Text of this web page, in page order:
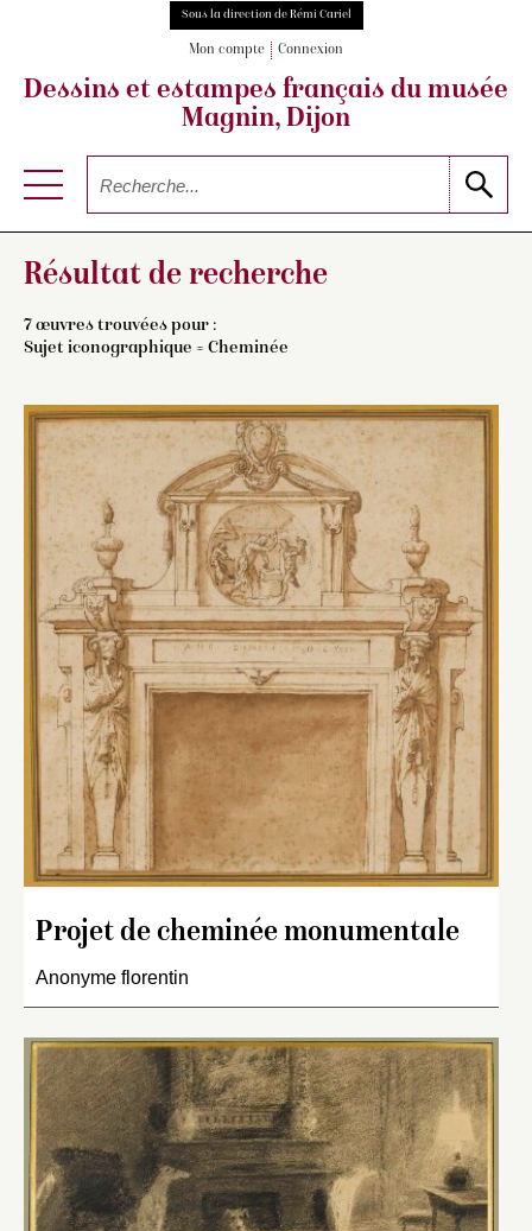
Sous la direction de Rémi Cariel
Mon compte Connexion
Dessins et estampes français du musée
Magnin, Dijon
Résultat de recherche
7 œuvres trouvées pour :
Sujet iconographique = Cheminée
Projet de cheminée monumentale
Anonyme florentin